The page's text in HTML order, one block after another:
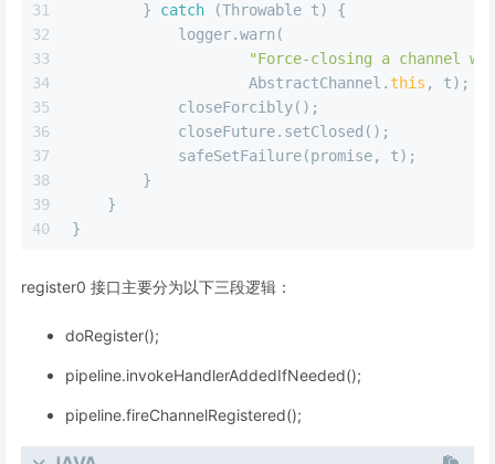
31
32
33
34
35
36
37
38
39
40
        }
catch (Throwable t) {
            logger.warn(
"Force-closing a channel
                    AbstractChannel.
this , t);
            closeForcibly();
            closeFuture.setClosed();
            safeSetFailure(promise, t);
        }
    }
}
register0 接口主要分为以下三段逻辑：
doRegister();
pipeline.invokeHandlerAddedIfNeeded();
pipeline.fireChannelRegistered();